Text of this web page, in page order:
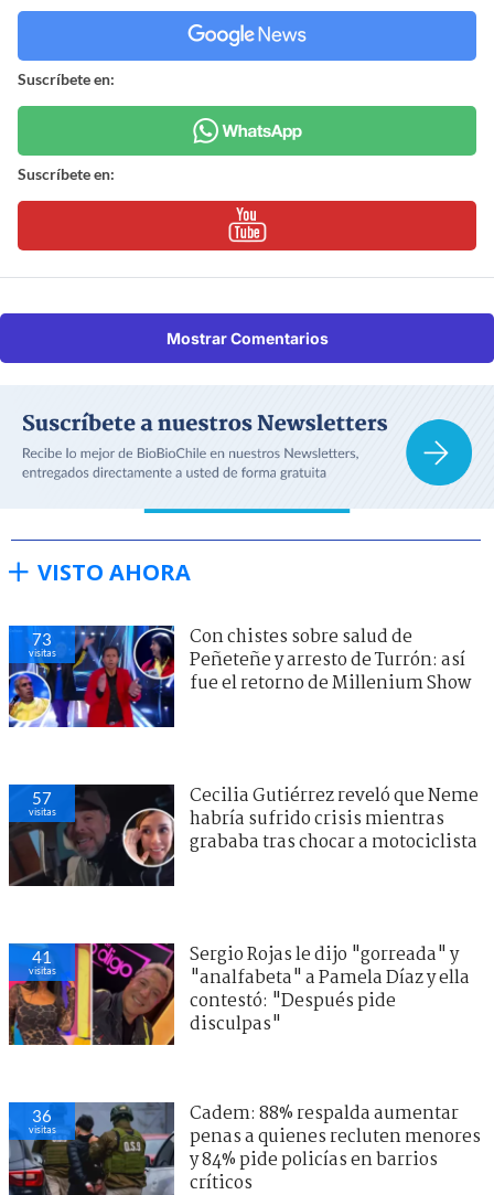
Suscríbete en:
Suscríbete en:
Mostrar Comentarios
VISTO AHORA
73
visitas
Con chistes sobre salud de
Peñeteñe y arresto de Turrón: así
fue el retorno de Millenium Show
57
visitas
Cecilia Gutiérrez reveló que Neme
habría sufrido crisis mientras
grababa tras chocar a motociclista
41
visitas
Sergio Rojas le dijo "gorreada" y
"analfabeta" a Pamela Díaz y ella
contestó: "Después pide
disculpas"
36
visitas
Cadem: 88% respalda aumentar
penas a quienes recluten menores
y 84% pide policías en barrios
críticos